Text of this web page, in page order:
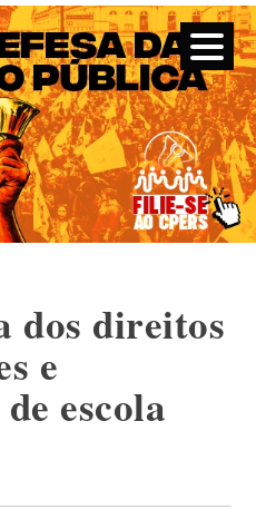
e Funcionários de escola
dos direitos
e
escola